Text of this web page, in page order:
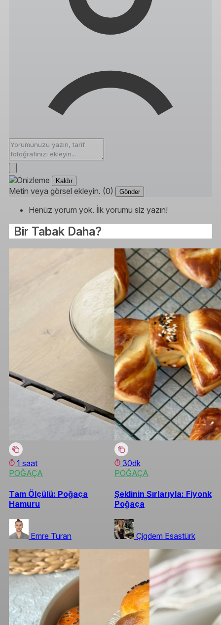
Kaldır
Metin veya görsel ekleyin. (0) Gönder
Henüz yorum yok. İlk yorumu siz yazın!
Bir Tabak Daha?
1 saat
POĞAÇA
Tam Ölçülü: Poğaça
Hamuru
Emre Turan
30dk
POĞAÇA
Şeklinin Sırlarıyla: Fiyonk
Poğaça
Çigdem Esastürk